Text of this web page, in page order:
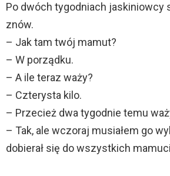
Po dwóch tygodniach jaskiniowcy
znów.
– Jak tam twój mamut?
– W porządku.
– A ile teraz waży?
– Czterysta kilo.
– Przecież dwa tygodnie temu
– Tak, ale wczoraj musiałem go
dobierał się do wszystkich